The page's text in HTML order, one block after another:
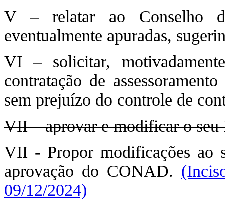
V – relatar ao Conselho
eventualmente apuradas,
VI – solicitar,
contratação de
sem prejuízo do controle de
VII – aprovar e modificar o seu
VII - Propor modificações ao
aprovação do CONAD.
09/12/2024)